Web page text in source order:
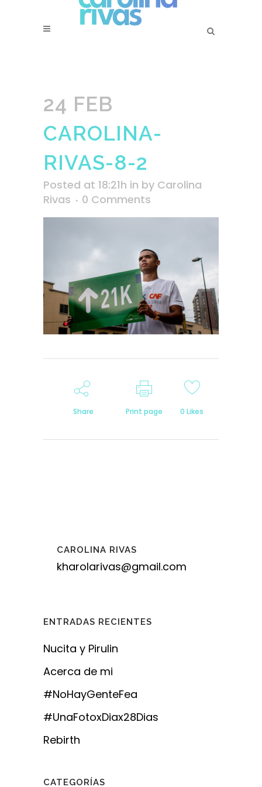
24 FEB
CAROLINA-
RIVAS-8-2
Posted at 18:21h in by Carolina
Rivas
0 Comments
Share Print page 0 Likes
CAROLINA RIVAS
kharolarivas@gmail.com
ENTRADAS RECIENTES
Nucita y Pirulin
Acerca de mi
#NoHayGenteFea
#UnaFotoxDiax28Dias
Rebirth
CATEGORÍAS